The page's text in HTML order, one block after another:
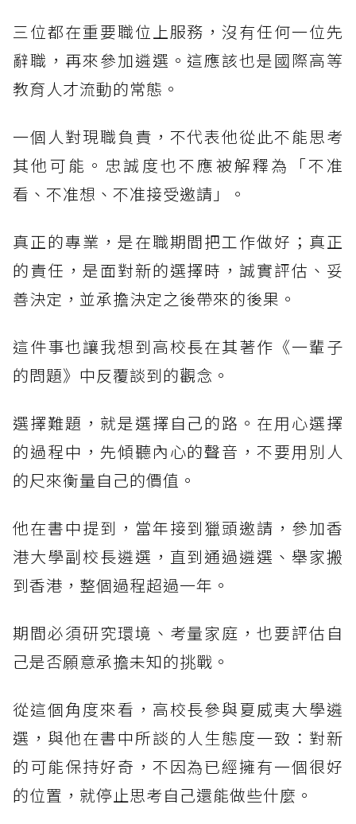
三位都在重要職位上服務，沒有任何一位先
辭職，再來參加遴選。這應該也是國際高等
教育人才流動的常態。
一個人對現職負責，不代表他從此不能思考
其他可能。忠誠度也不應被解釋為「不准
看、不准想、不准接受邀請」。
真正的專業，是在職期間把工作做好；真正
的責任，是面對新的選擇時，誠實評估、妥
善決定，並承擔決定之後帶來的後果。
這件事也讓我想到高校長在其著作《一輩子
的問題》中反覆談到的觀念。
選擇難題，就是選擇自己的路。在用心選擇
的過程中，先傾聽內心的聲音，不要用別人
的尺來衡量自己的價值。
他在書中提到，當年接到獵頭邀請，參加香
港大學副校長遴選，直到通過遴選、舉家搬
到香港，整個過程超過一年。
期間必須研究環境、考量家庭，也要評估自
己是否願意承擔未知的挑戰。
從這個角度來看，高校長參與夏威夷大學遴
選，與他在書中所談的人生態度一致：對新
的可能保持好奇，不因為已經擁有一個很好
的位置，就停止思考自己還能做些什麼。